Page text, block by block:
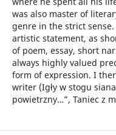
was also master of
genre in the strict
artistic statement, as
of poem, essay, short
always highly valued
form of expression. I
writer (Igły w stogu
powietrzny…”, Taniec z